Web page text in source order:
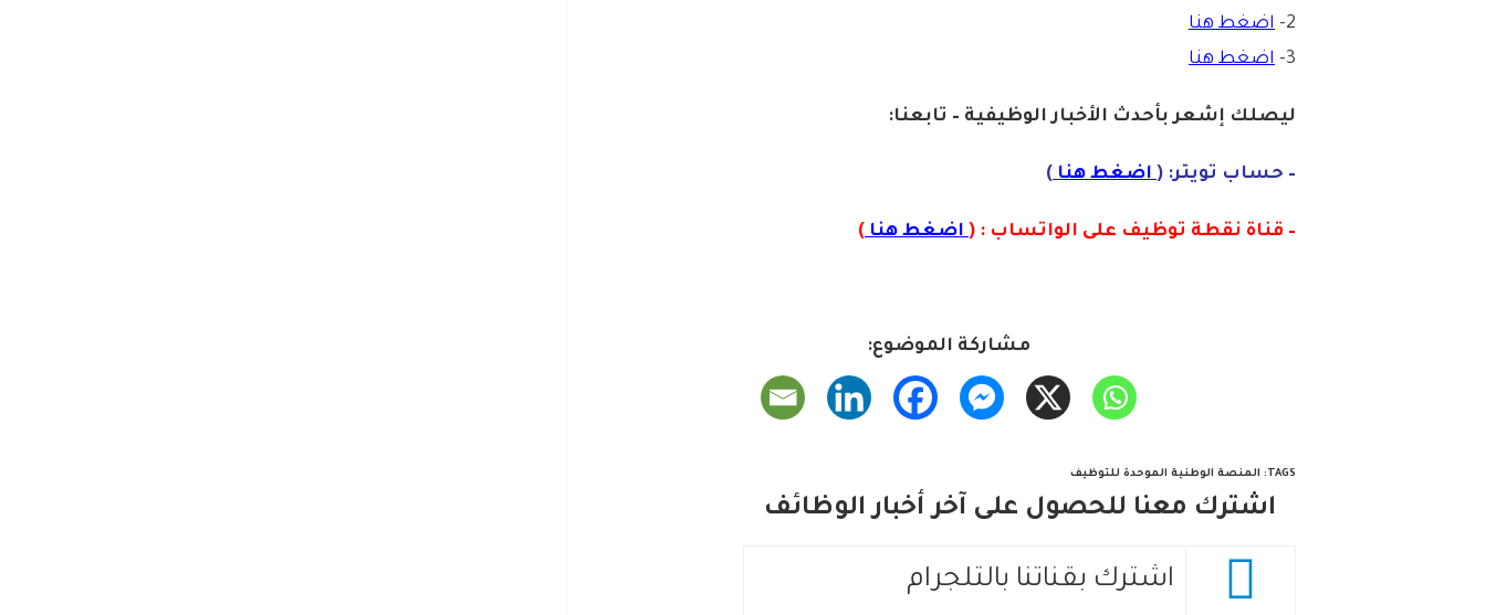
2-
اضغط هنا
3-
اضغط هنا
ليصلك إشعربأحدث الأخبار الوظيفية – تابعنا:
– حساب تويتر: (اضغط هنا )
– قناة نقطة توظيف على الواتساب : ( اضغط هنا )
مشاركة الموضوع:
TAGS
: المنصة الوطنية الموحدة للتوظيف
اشترك معنا للحصول على آخر أخبار الوظائف
اشترك بقناتنا بالتلجرام